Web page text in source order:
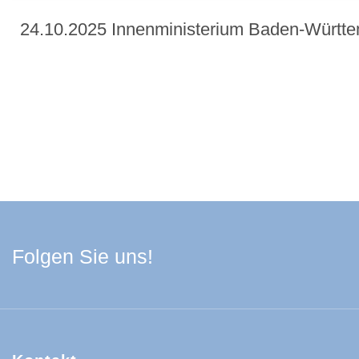
24.10.2025 Innenministerium Baden-
Folgen Sie uns!